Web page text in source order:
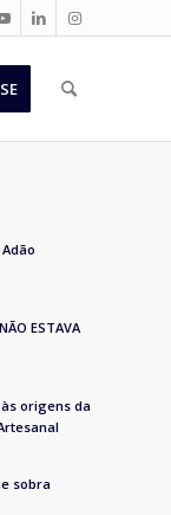
ESTAVA
às origens da
sobra